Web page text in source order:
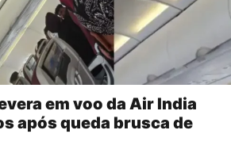
em voo da Air India
após queda brusca de